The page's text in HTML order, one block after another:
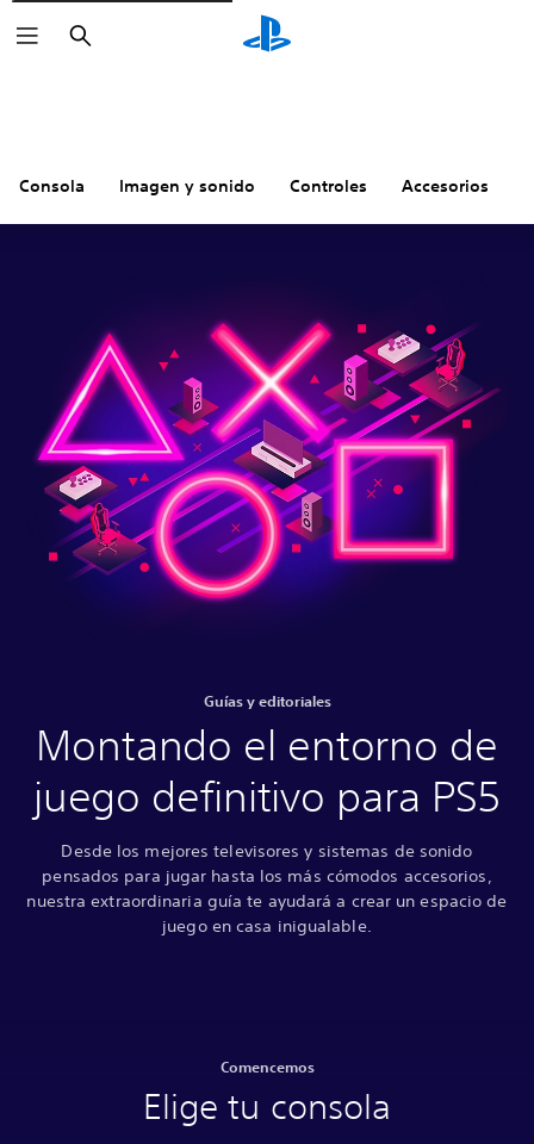
Buscar
Consola Imagen y sonido Controles Accesorios
Guías y editoriales
Montando el entorno de
juego definitivo para PS5
Desde los mejores televisores y sistemas de sonido
pensados para jugar hasta los más cómodos accesorios,
nuestra extraordinaria guía te ayudará a crear un espacio de
juego en casa inigualable.
Comencemos
Elige tu consola